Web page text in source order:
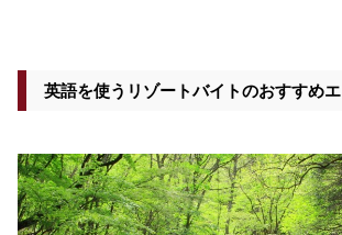
英語を使うリゾートバイトのおすすめ